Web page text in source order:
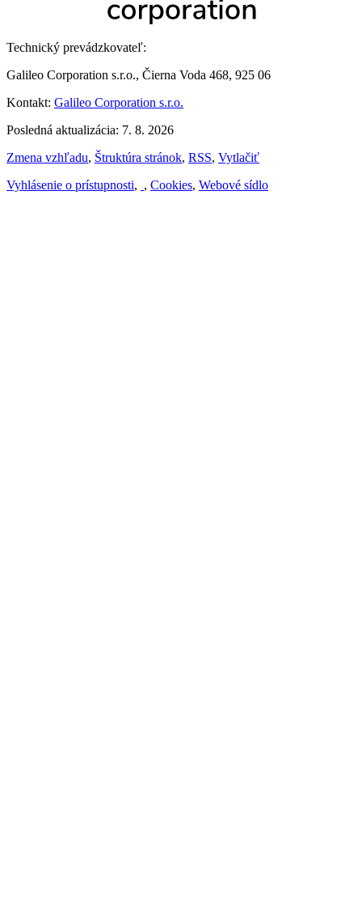
Technický prevádzkovateľ:
Galileo Corporation s.r.o., Čierna Voda 468, 925 06
Kontakt: Galileo Corporation s.r.o.
Posledná aktualizácia: 7. 8. 2026
Zmena vzhľadu, Štruktúra stránok, RSS, Vytlačiť
Vyhlásenie o prístupnosti, , Cookies, Webové sídlo